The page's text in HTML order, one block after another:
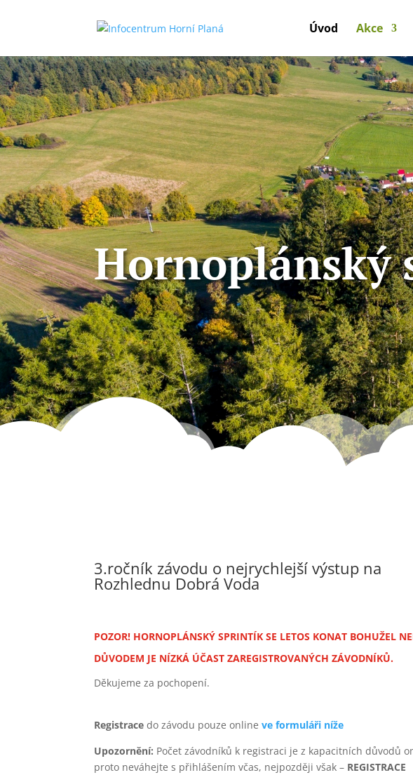
Úvod Akce
3.ročník závodu o nejrychlejší výstup na
Rozhlednu Dobrá Voda
POZOR! HORNOPLÁNSKÝ SPRINTÍK SE LETOS KONAT BOHUŽEL
DŮVODEM JE NÍZKÁ ÚČAST ZAREGISTROVANÝCH ZÁVODNÍKŮ.
Děkujeme za pochopení.
Registrace do závodu pouze onlineve formuláři níže
Upozornění: Počet závodníků k registraci je z kapacitních důvodů
proto neváhejte s přihlášením včas, nejpozději však – REGISTRACE